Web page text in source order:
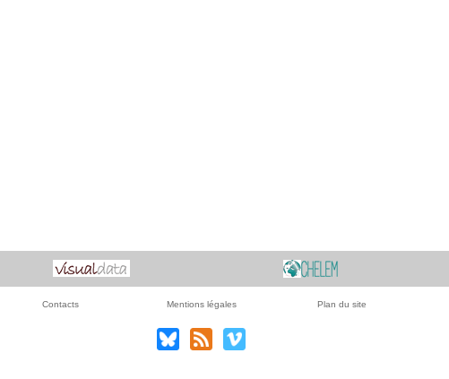
Contacts Mentions légales Plan du site